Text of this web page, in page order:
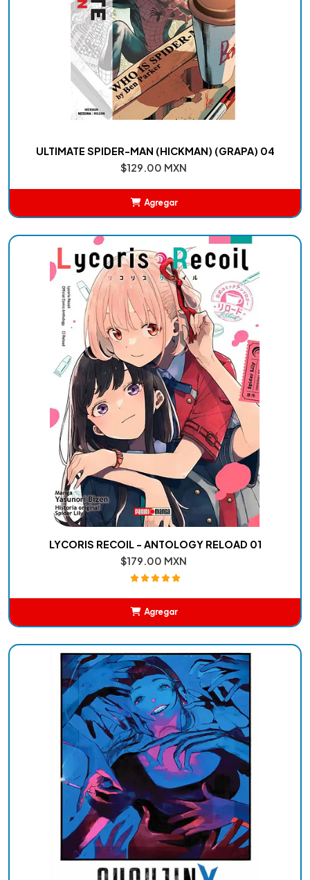
ULTIMATE SPIDER-MAN (HICKMAN) (GRAPA) 04
$129.00 MXN
Agregar
LYCORIS RECOIL - ANTOLOGY RELOAD 01
$179.00 MXN
Agregar